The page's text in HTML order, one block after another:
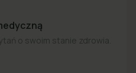
o swoim stanie zdrowia.